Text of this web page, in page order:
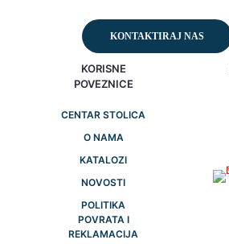
KONTAKTIRAJ NAS
KORISNE
POVEZNICE
CENTAR STOLICA
O NAMA
KATALOZI
NOVOSTI
POLITIKA
POVRATA I
REKLAMACIJA